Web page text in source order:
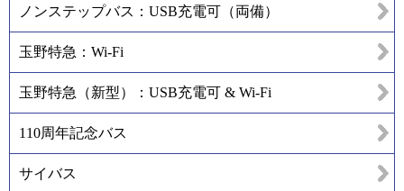
ノンステップバス：USB充電可（両備）
玉野特急：Wi-Fi
玉野特急（新型）：USB充電可 & Wi-Fi
110周年記念バス
サイバス